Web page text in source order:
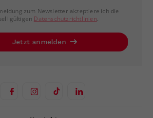
zum Newsletter akzeptiere ich die
gültigen Datenschutzrichtlinien.
Jetzt anmelden